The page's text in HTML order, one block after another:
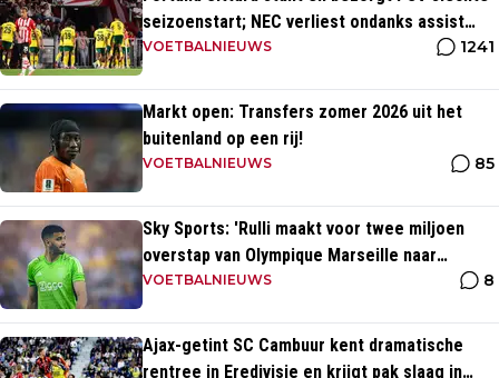
seizoenstart; NEC verliest ondanks assist
Tadic
VOETBALNIEUWS 1241
Markt open: Transfers zomer 2026 uit het
buitenland op een rij!
VOETBALNIEUWS 85
Sky Sports: 'Rulli maakt voor twee miljoen
overstap van Olympique Marseille naar
Manchester City'
VOETBALNIEUWS 8
Ajax-getint SC Cambuur kent dramatische
rentree in Eredivisie en krijgt pak slaag in